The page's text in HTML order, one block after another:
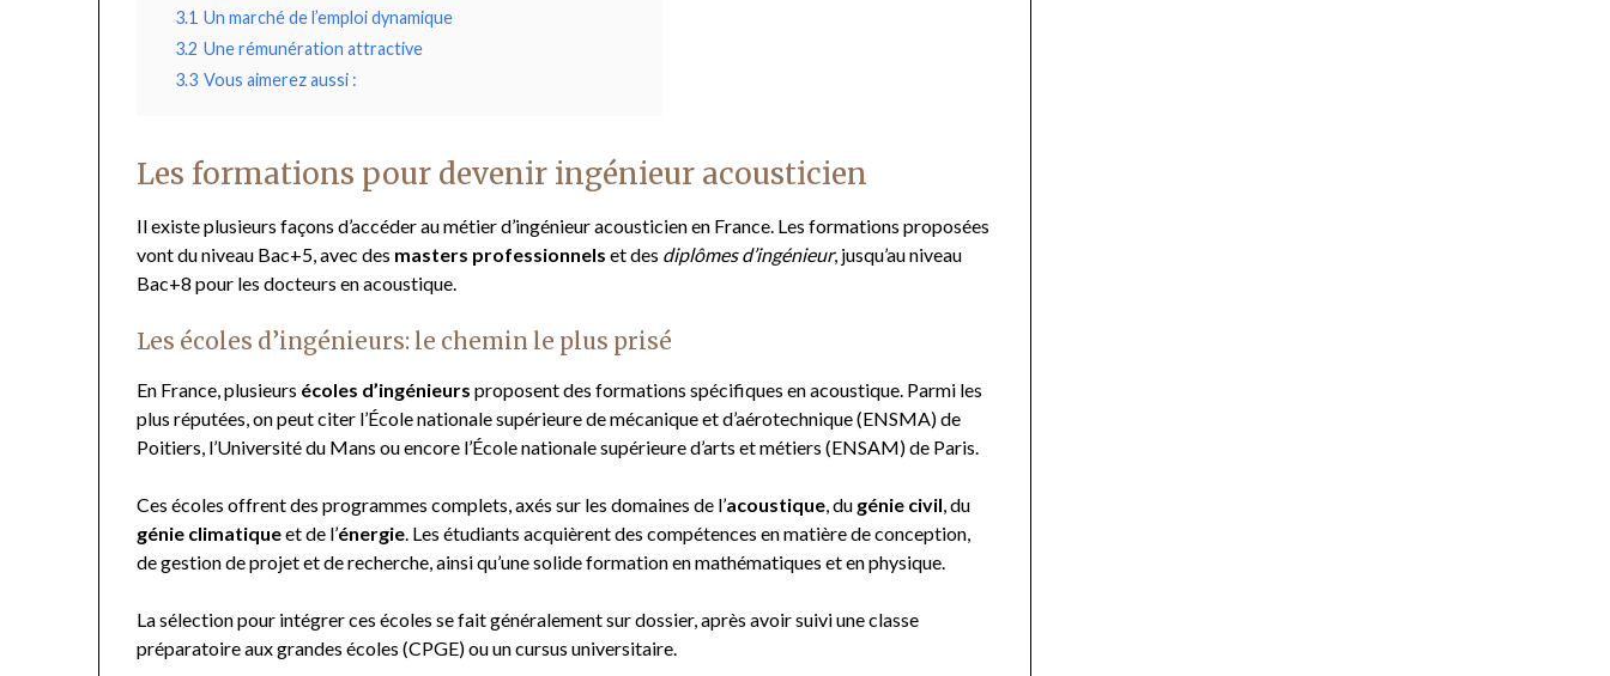
3.1 Un marché de l’emploi dynamique
3.2 Une rémunération attractive
3.3 Vous aimerez aussi :
Les formations pour devenir ingénieur acousticien
Il existe plusieurs façons d’accéder au métier d’ingénieur acousticien en France. Les formations proposées
vont du niveau Bac+5, avec des masters professionnels et des diplômes d’ingénieur, jusqu’au niveau
Bac+8 pour les docteurs en acoustique.
Les écoles d’ingénieurs: le chemin le plus prisé
En France, plusieurs écoles d’ingénieurs proposent des formations spécifiques en acoustique. Parmi les
plus réputées, on peut citer l’École nationale supérieure de mécanique et d’aérotechnique (ENSMA) de
Poitiers, l’Université du Mans ou encore l’École nationale supérieure d’arts et métiers (ENSAM) de Paris.
Ces écoles offrent des programmes complets, axés sur les domaines de l’acoustique , du génie civil , du
génie climatiqueet de l’énergie . Les étudiants acquièrent des compétences en matière de conception,
de gestion de projet et de recherche, ainsi qu’une solide formation en mathématiques et en physique.
La sélection pour intégrer ces écoles se fait généralement sur dossier, après avoir suivi une classe
préparatoire aux grandes écoles (CPGE) ou un cursus universitaire.